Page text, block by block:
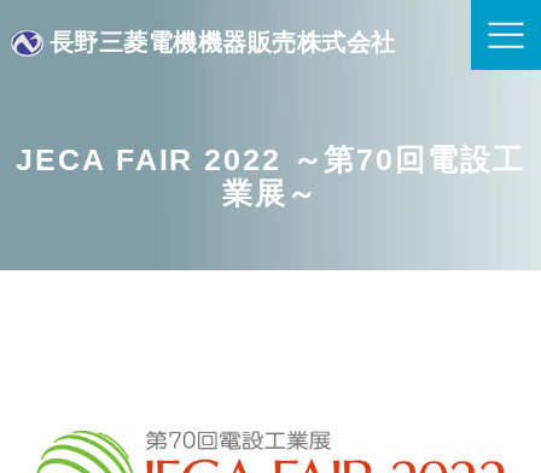
長野三菱電機機器販売株式会社
JECA FAIR 2022 ～第70回電設工
業展～